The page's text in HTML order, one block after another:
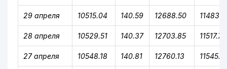
29 апреля 10515.04 140.59 12688.50
28 апреля 10529.51 140.37 12703.85 11517.73
27 апреля 10548.18 140.81 12760.13